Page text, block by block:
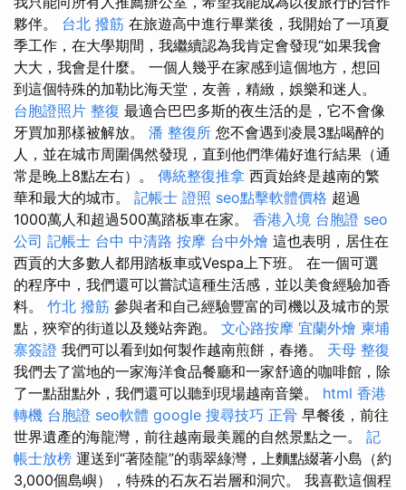
夥伴。 台北 撥筋 在旅遊高中進行畢業後，我開始了一項夏
季工作，在大學期間，我繼續認為我肯定會發現“如果我會
大大，我會是什麼。 一個人幾乎在家感到這個地方，想回
到這個特殊的加勒比海天堂，友善，精緻，娛樂和迷人。
台胞證照片 整復 最適合巴巴多斯的夜生活的是，它不會像
牙買加那樣被解放。 潘 整復所 您不會遇到凌晨3點喝醉的
人，並在城市周圍偶然發現，直到他們準備好進行結果（通
常是晚上8點左右）。 傳統整復推拿 西貢始終是越南的繁
華和最大的城市。 記帳士 證照 seo點擊軟體價格 超過
1000萬人和超過500萬踏板車在家。 香港入境 台胞證 seo
公司 記帳士 台中 中清路 按摩 台中外燴 這也表明，居住在
西貢的大多數人都用踏板車或Vespa上下班。 在一個可選
的程序中，我們還可以嘗試這種生活感，並以美食經驗加香
料。 竹北 撥筋 參與者和自己經驗豐富的司機以及城市的景
點，狹窄的街道以及幾站奔跑。 文心路按摩 宜蘭外燴 柬埔
寨簽證 我們可以看到如何製作越南煎餅，春捲。 天母 整復
我們去了當地的一家海洋食品餐廳和一家舒適的咖啡館，除
了一點甜點外，我們還可以聽到現場越南音樂。 html 香港
轉機 台胞證 seo軟體 google 搜尋技巧 正骨 早餐後，前往
世界遺產的海龍灣，前往越南最美麗的自然景點之一。 記
帳士放榜 運送到“著陸龍”的翡翠綠灣，上麵點綴著小島（約
3,000個島嶼），特殊的石灰石岩層和洞穴。 我喜歡這個程